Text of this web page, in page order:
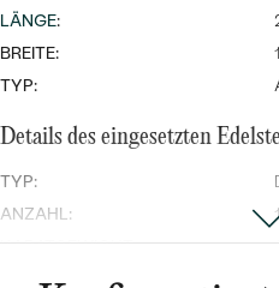
Wave
LÄNGE:
BREITE:
TYP:
Details des eingesetzten
TYP:
ANZAHL:
1
KARATGEWICHT:
ABMESSUNGEN: